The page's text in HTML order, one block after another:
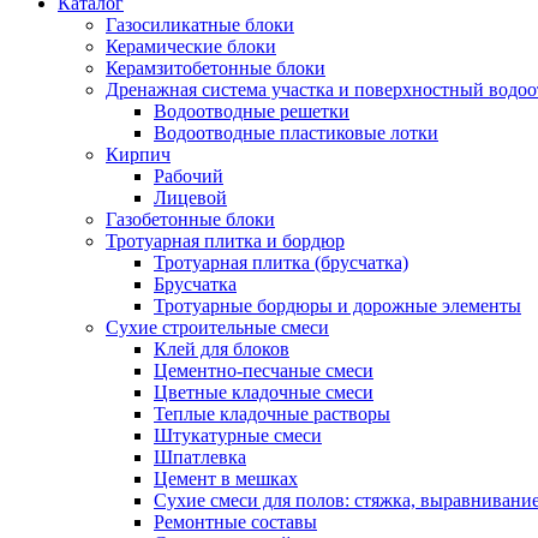
Газосиликатные блоки
Керамические блоки
Керамзитобетонные блоки
Дренажная система участка и поверхностный
Водоотводные решетки
Водоотводные пластиковые лотки
Кирпич
Рабочий
Лицевой
Газобетонные блоки
Тротуарная плитка и бордюр
Тротуарная плитка (брусчатка)
Брусчатка
Тротуарные бордюры и дорожные элементы
Сухие строительные смеси
Клей для блоков
Цементно-песчаные смеси
Цветные кладочные смеси
Теплые кладочные растворы
Штукатурные смеси
Шпатлевка
Цемент в мешках
Сухие смеси для полов: стяжка,
Ремонтные составы